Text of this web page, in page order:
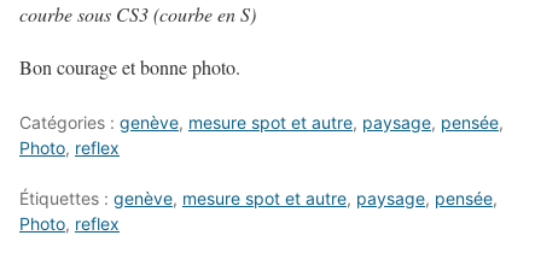
courbe sous CS3 (courbe en S)
Bon courage et bonne photo.
Catégories : genève, mesure spot et autre, paysage, pensée,
Photo, reflex
Étiquettes : genève, mesure spot et autre, paysage, pensée,
Photo, reflex